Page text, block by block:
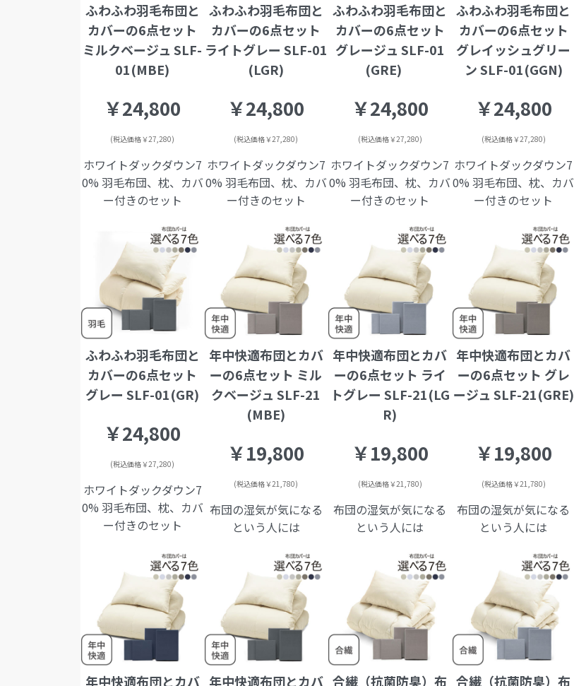
ふわふわ羽毛布団と
カバーの6点セット
ミルクベージュ SLF-
01(MBE)
￥24,800
(税込価格￥27,280)
ホワイトダックダウン7
0% 羽毛布団、枕、カバ
ー付きのセット
ふわふわ羽毛布団と
カバーの6点セット
ライトグレー SLF-01
(LGR)
￥24,800
(税込価格￥27,280)
ホワイトダックダウン7
0% 羽毛布団、枕、カバ
ー付きのセット
ふわふわ羽毛布団と
カバーの6点セット
グレージュ SLF-01
(GRE)
￥24,800
(税込価格￥27,280)
ホワイトダックダウン7
0% 羽毛布団、枕、カバ
ー付きのセット
ふわふわ羽毛布団と
カバーの6点セット
グレイッシュグリー
ン SLF-01(GGN)
￥24,800
(税込価格￥27,280)
ホワイトダックダウン7
0% 羽毛布団、枕、カバ
ー付きのセット
ふわふわ羽毛布団と
カバーの6点セット
グレー SLF-01(GR)
￥24,800
(税込価格￥27,280)
ホワイトダックダウン7
0% 羽毛布団、枕、カバ
ー付きのセット
年中快適布団とカバ
ーの6点セット ミル
クベージュ SLF-21
(MBE)
￥19,800
(税込価格￥21,780)
布団の湿気が気になる
という人には
年中快適布団とカバ
ーの6点セット ライ
トグレー SLF-21(LG
R)
￥19,800
(税込価格￥21,780)
布団の湿気が気になる
という人には
年中快適布団とカバ
ーの6点セット グレ
ージュ SLF-21(GRE)
￥19,800
(税込価格￥21,780)
布団の湿気が気になる
という人には
年中快適布団とカバ 年中快適布団とカバ 合繊（抗菌防臭）布 合繊（抗菌防臭）布